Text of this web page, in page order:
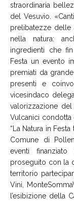
straordinaria
del Vesuvio.
prelibatezze delle
nella natura:
ingredienti che
Festa un evento
premiati da
presenti e
vicesindaco
valorizzazione
Vulcanici
“La Natura in
Comune di
eventi
proseguito con la
territorio
Vini,
l’esibizione della